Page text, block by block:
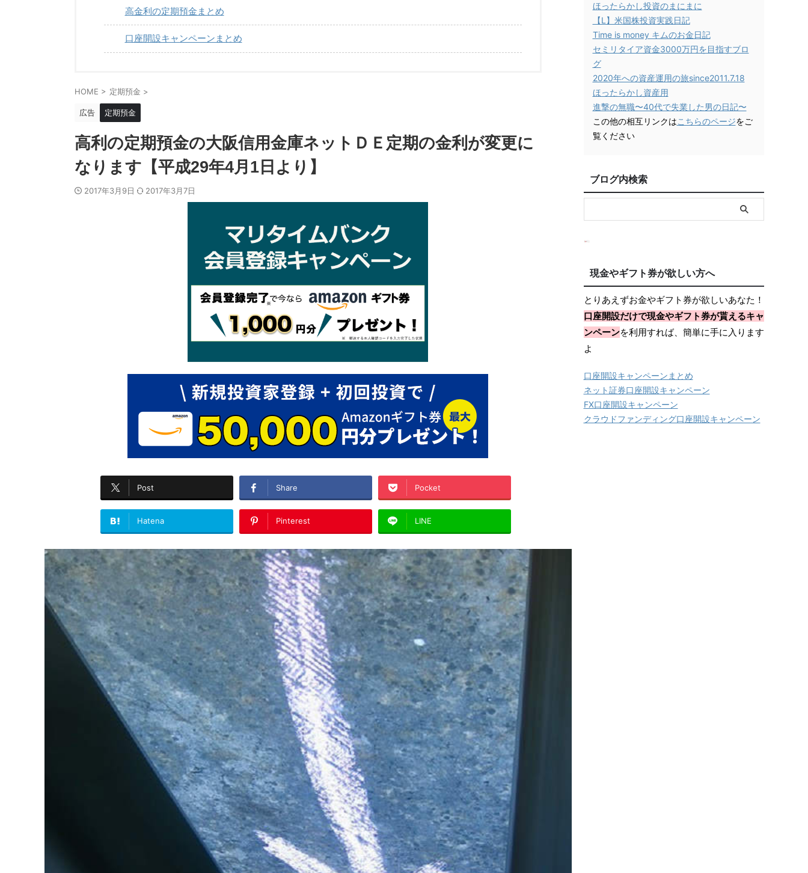
高金利の定期預金まとめ
口座開設キャンペーンまとめ
HOME > 定期預金 >
広告 定期預金
高利の定期預金の大阪信用金庫ネットＤＥ定期の金利が変更に
なります【平成29年4月1日より】
2017年3月9日 2017年3月7日
Post Share Pocket
Hatena Pinterest LINE
ほったらかし投資のまにまに
【L】米国株投資実践日記
Time is money キムのお金日記
セミリタイア資金3000万円を目指すブロ
グ
2020年への資産運用の旅since2011.7.18
ほったらかし資産用
進撃の無職〜40代で失業した男の日記〜
この他の相互リンクはこちらのページをご
覧ください
ブログ内検索
現金やギフト券が欲しい方へ
とりあえずお金やギフト券が欲しいあなた！
口座開設だけで現金やギフト券が貰えるキャ
ンペーンを利用すれば、簡単に手に入ります
よ
口座開設キャンペーンまとめ
ネット証券口座開設キャンペーン
FX口座開設キャンペーン
クラウドファンディング口座開設キャンペーン